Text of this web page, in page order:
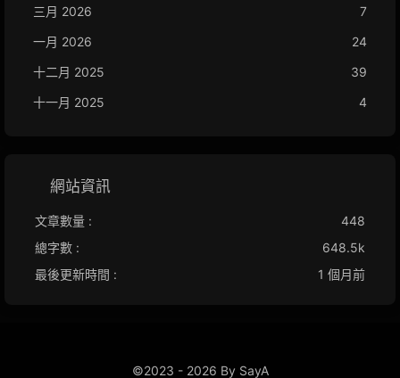
三月 2026
7
一月 2026
24
十二月 2025
39
十一月 2025
4
網站資訊
文章數量 :
448
總字數 :
648.5k
最後更新時間 :
1 個月前
©2023 - 2026 By SayA